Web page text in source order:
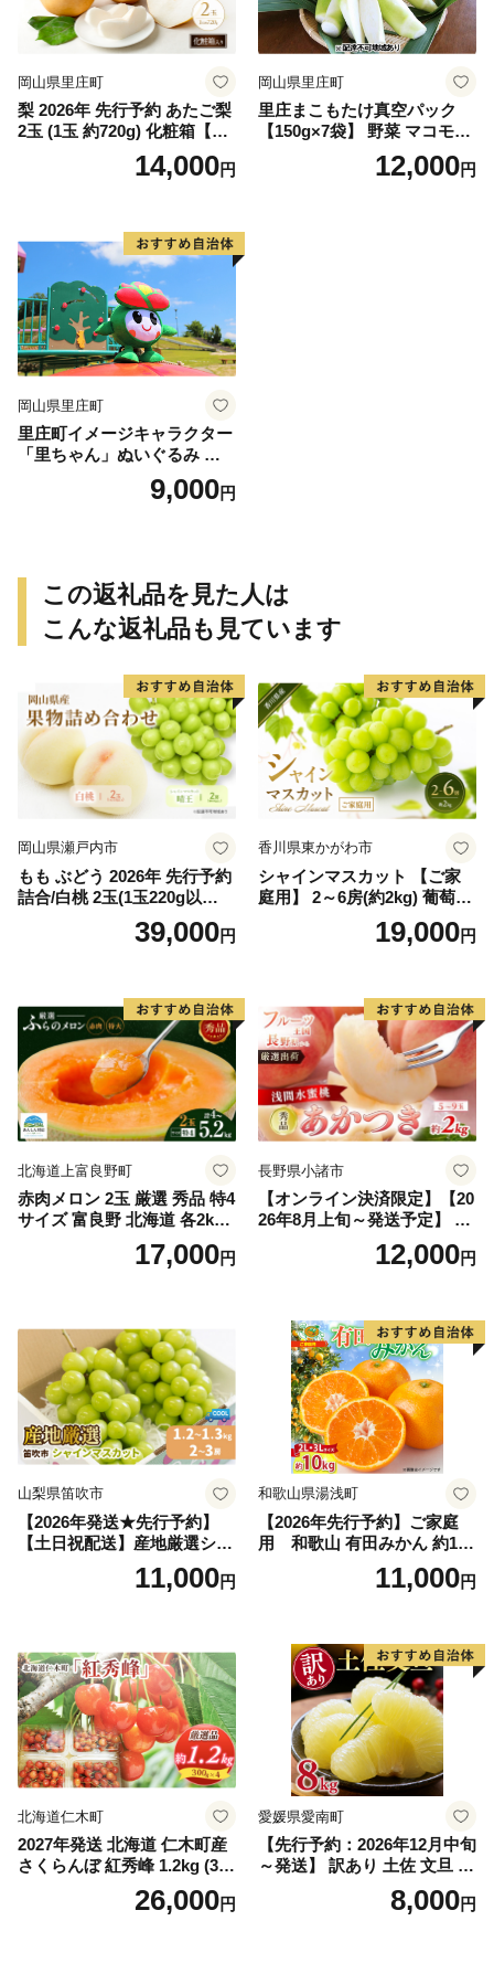
岡山県里庄町
梨 2026年 先行予約 あたご梨
2玉 (1玉 約720g) 化粧箱【11
月下旬～12月中旬頃発送】
ナシ なし 岡山県産 国産 フル
14,000円
岡山県里庄町
里庄まこもたけ真空パック
【150g×7袋】 野菜 マコモダ
12,000円
岡山県里庄町
里庄町イメージキャラクター
「里ちゃん」ぬいぐるみ 里
庄町 里ちゃん 9000円9,000円
この返礼品を見た人は
こんな返礼品も見ています
岡山県瀬戸内市
もも ぶどう 2026年 先行予約
詰合/白桃 2玉(1玉220g以
上)・シャインマスカット 晴
39,000円
香川県東かがわ市
シャインマスカット 【ご家
庭用】 2～6房(約2kg) 葡萄 ぶ
どう ブドウ フルーツ 果物 く
だもの 果実 旬の果物 旬のフ
19,000円
北海道上富良野町
赤肉メロン 2玉 厳選 秀品 特4
サイズ 富良野 北海道 各2kg
～2.6kg 2玉 セット ファーム
富良野 メロン めろん 果物 く
17,000円
長野県小諸市
【オンライン決済限定】【20
26年8月上旬～発送予定】 先
行予約 「浅間水蜜桃プレミ
アム」 もも あかつき 秀品 約
果肉 長野県産 小諸市
12,000円
山梨県笛吹市
【2026年発送★先行予約】
【土日祝配送】産地厳選シャ
インマスカット1.2kg～1.3kg
（2房～3房）※沖縄・離島配
笛吹市 山梨県 フルーツ 果物
ぶどう 葡萄 大粒 シャインマ
スカット おすすめ シャイン
マスカット 贈答 ギフト 産地
笛吹市 シャインマスカット
笛吹 葡萄 国産 ぶどう 人気
国産 1.2kg 先行｜
11,000円
和歌山県湯浅町
【2026年先行予約】ご家庭
用 和歌山 有田みかん 約10k
g (2L、3Lサイズ)【湯浅町】
11,000円
北海道仁木町
2027年発送 北海道 仁木町産
さくらんぼ 紅秀峰 1.2kg (300
g×4パック) Lサイズ以上 旬
桜桃 産地直送 サクランボ チ
26,000円
愛媛県愛南町
【先行予約：2026年12月中旬
～発送】 訳あり 土佐 文旦 8k
g (Mサイズ以上サイズミック
ス) 8000円 わけあり ぶんた
8,000円